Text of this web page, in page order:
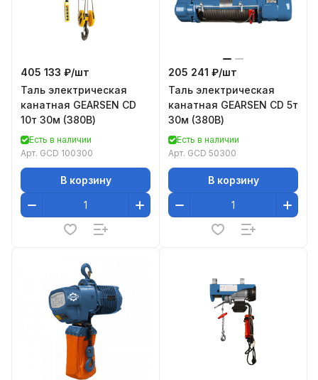
405 133 ₽/шт
Таль электрическая
канатная GEARSEN CD
10т 30м (380В)
Есть в наличии
Арт. GCD 100300
В корзину
205 241 ₽/шт
Таль электрическая
канатная GEARSEN CD 5т
30м (380В)
Есть в наличии
Арт. GCD 50300
В корзину